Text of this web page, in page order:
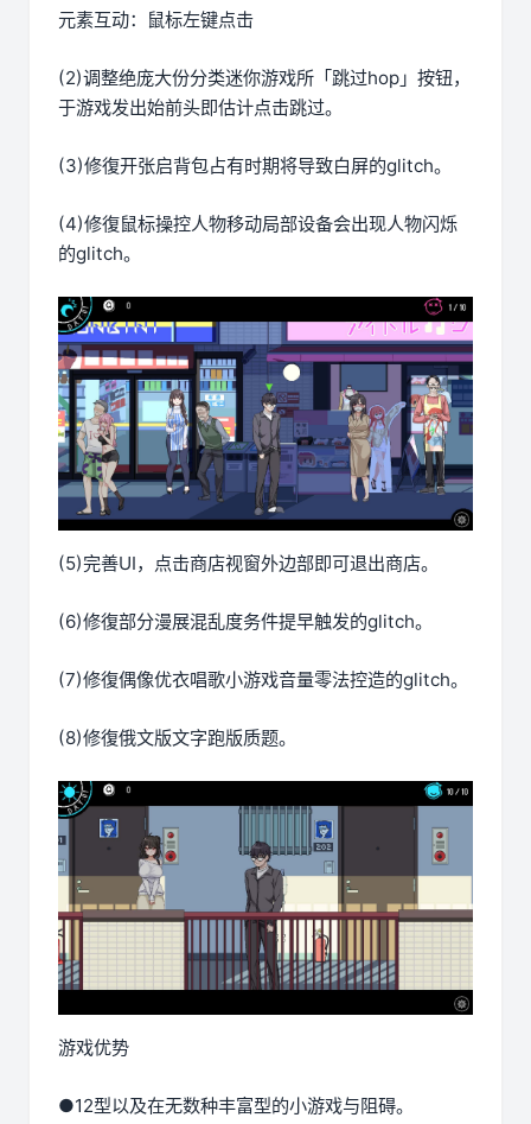
元素互动：鼠标左键点击
(2)调整绝庞大份分类迷你游戏所「跳过hop」按钮，
于游戏发出始前头即估计点击跳过。
(3)修復开张启背包占有时期将导致白屏的glitch。
(4)修復鼠标操控人物移动局部设备会出现人物闪烁
的glitch。
(5)完善UI，点击商店视窗外边部即可退出商店。
(6)修復部分漫展混乱度务件提早触发的glitch。
(7)修復偶像优衣唱歌小游戏音量零法控造的glitch。
(8)修復俄文版文字跑版质题。
游戏优势
●12型以及在无数种丰富型的小游戏与阻碍。